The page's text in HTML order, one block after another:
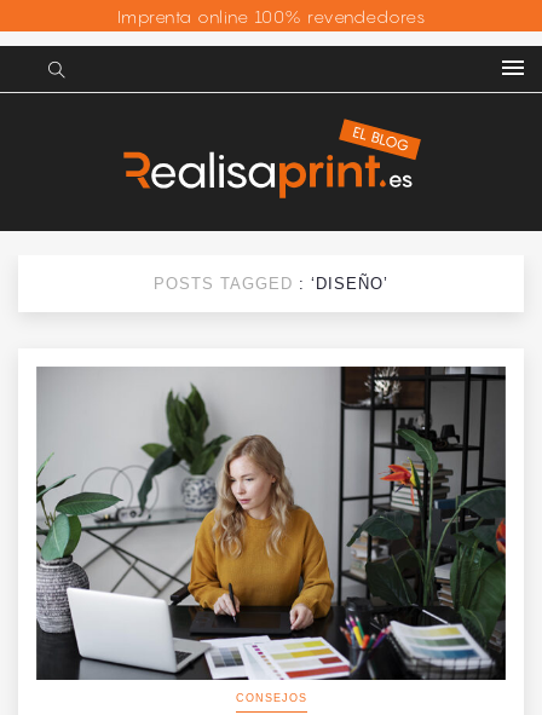
Imprenta online 100% revendedores
POSTS TAGGED : ‘DISEÑO’
CONSEJOS